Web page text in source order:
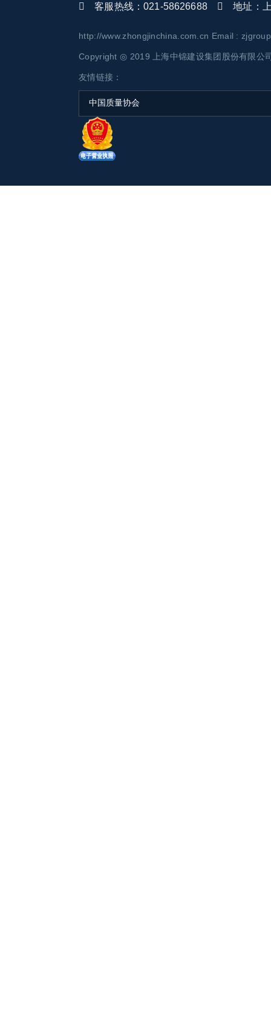
客服热线：021-58626688 地址：上
http://www.zhongjinchina.com.cn Email :
Copyright ◎ 2019 上海中锦建设集团股份有限公
友情链接：